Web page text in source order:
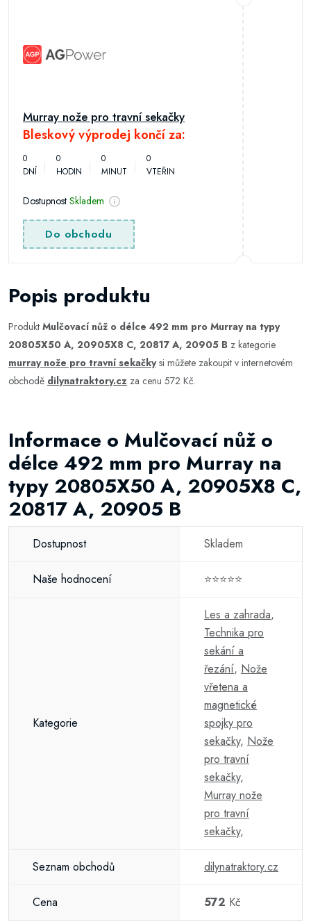
Murray nože pro travní sekačky
Bleskový výprodej končí za:
0
DNÍ
0
HODIN
0
MINUT
0
VTEŘIN
Dostupnost Skladem
Do obchodu
Popis produktu
Produkt Mulčovací nůž o délce 492 mm pro Murray na typy
20805X50 A, 20905X8 C, 20817 A, 20905 B z kategorie
murray nože pro travní sekačkysi můžete zakoupit v internetovém
obchodě dilynatraktory.cz za cenu 572 Kč.
Informace o Mulčovací nůž o
délce 492 mm pro Murray na
typy 20805X50 A, 20905X8 C,
20817 A, 20905 B
Dostupnost Skladem
Naše hodnocení ⭐⭐⭐⭐⭐
Kategorie
Les a zahrada,
Technika pro
sekání a
řezání, Nože
vřetena a
magnetické
spojky pro
sekačky, Nože
pro travní
sekačky,
Murray nože
pro travní
sekačky,
Seznam obchodů dilynatraktory.cz
Cena 572 Kč